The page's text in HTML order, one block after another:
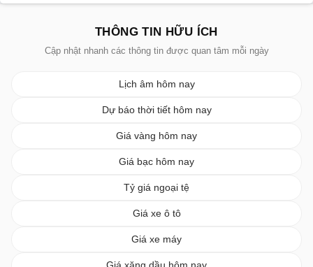
THÔNG TIN HỮU ÍCH
Cập nhật nhanh các thông tin được quan tâm mỗi ngày
Lịch âm hôm nay
Dự báo thời tiết hôm nay
Giá vàng hôm nay
Giá bạc hôm nay
Tỷ giá ngoại tệ
Giá xe ô tô
Giá xe máy
Giá xăng dầu hôm nay